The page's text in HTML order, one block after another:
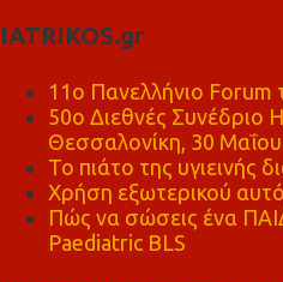
IATRIKOS.gr
11ο Πανελλήνιο Forum
50ο Διεθνές Συνέδριο
Θεσσαλονίκη, 30 Μαΐου
Το πιάτο της υγιεινής
Χρήση εξωτερικού
Πώς να σώσεις ένα
Paediatric BLS